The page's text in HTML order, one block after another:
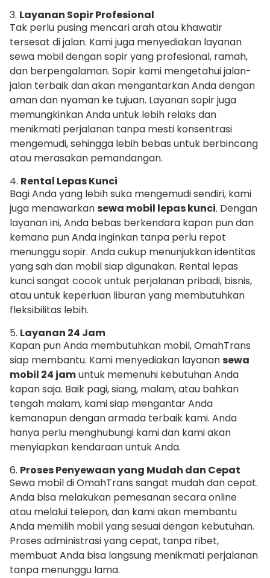
3. Layanan Sopir Profesional
Tak perlu pusing mencari arah atau khawatir
tersesat di jalan. Kami juga menyediakan layanan
sewa mobil dengan sopir yang profesional, ramah,
dan berpengalaman. Sopir kami mengetahui jalan-
jalan terbaik dan akan mengantarkan Anda dengan
aman dan nyaman ke tujuan. Layanan sopir juga
memungkinkan Anda untuk lebih relaks dan
menikmati perjalanan tanpa mesti konsentrasi
mengemudi, sehingga lebih bebas untuk berbincang
atau merasakan pemandangan.
4. Rental Lepas Kunci
Bagi Anda yang lebih suka mengemudi sendiri, kami
juga menawarkansewa mobil lepas kunci. Dengan
layanan ini, Anda bebas berkendara kapan pun dan
kemana pun Anda inginkan tanpa perlu repot
menunggu sopir. Anda cukup menunjukkan identitas
yang sah dan mobil siap digunakan. Rental lepas
kunci sangat cocok untuk perjalanan pribadi, bisnis,
atau untuk keperluan liburan yang membutuhkan
fleksibilitas lebih.
5. Layanan 24 Jam
Kapan pun Anda membutuhkan mobil, OmahTrans
siap membantu. Kami menyediakan layanansewa
mobil 24 jamuntuk memenuhi kebutuhan Anda
kapan saja. Baik pagi, siang, malam, atau bahkan
tengah malam, kami siap mengantar Anda
kemanapun dengan armada terbaik kami. Anda
hanya perlu menghubungi kami dan kami akan
menyiapkan kendaraan untuk Anda.
6. Proses Penyewaan yang Mudah dan Cepat
Sewa mobil di OmahTrans sangat mudah dan cepat.
Anda bisa melakukan pemesanan secara online
atau melalui telepon, dan kami akan membantu
Anda memilih mobil yang sesuai dengan kebutuhan.
Proses administrasi yang cepat, tanpa ribet,
membuat Anda bisa langsung menikmati perjalanan
tanpa menunggu lama.